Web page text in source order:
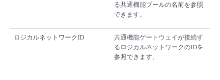
る共通機能プールの名前を参照
できます。
ロジカルネットワークID
共通機能ゲートウェイが接続す
るロジカルネットワークのIDを
参照できます。